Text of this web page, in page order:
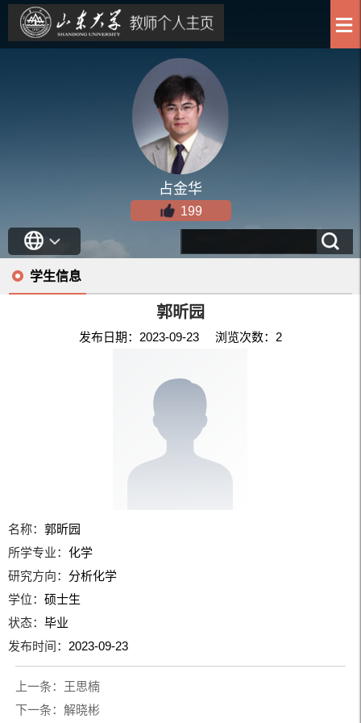
占金华
199
学生信息
郭昕园
发布日期：2023-09-23 浏览次数： 2
名称：郭昕园
所学专业：化学
研究方向：分析化学
学位：硕士生
状态：毕业
发布时间： 2023-09-23
上一条： 王思楠
下一条： 解晓彬